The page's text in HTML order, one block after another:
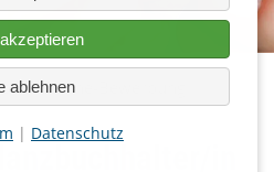
Online-Bewerbung
der EU/EWR
sonstige Stellen, die einem
nicht aufgrund einer
unterfallen, und in denen
keine geeigneten Garantien für den
ablehnen
| Datenschutz